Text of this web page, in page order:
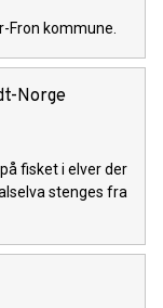
Fron kommune.
Norge
fisket i elver der
stenges fra